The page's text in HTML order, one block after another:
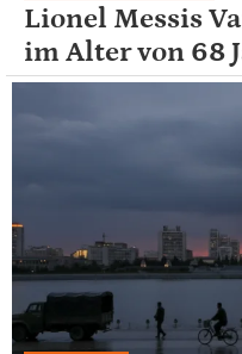
Lionel Messis
im Alter von 68